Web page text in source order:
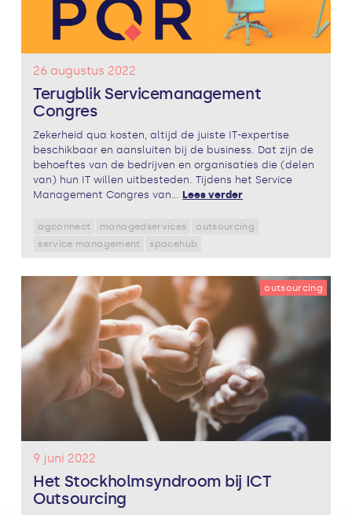
26 augustus 2022
Terugblik Servicemanagement
Congres
Zekerheid qua kosten, altijd de juiste IT-expertise
beschikbaar en aansluiten bij de business. Dat zijn de
behoeftes van de bedrijven en organisaties die (delen
van) hun IT willen uitbesteden. Tijdens het Service
Management Congres van... Lees verder
agconnect managedservices
outsourcing
service management
spacehub
outsourcing
9 juni 2022
Het Stockholmsyndroom bij ICT
Outsourcing